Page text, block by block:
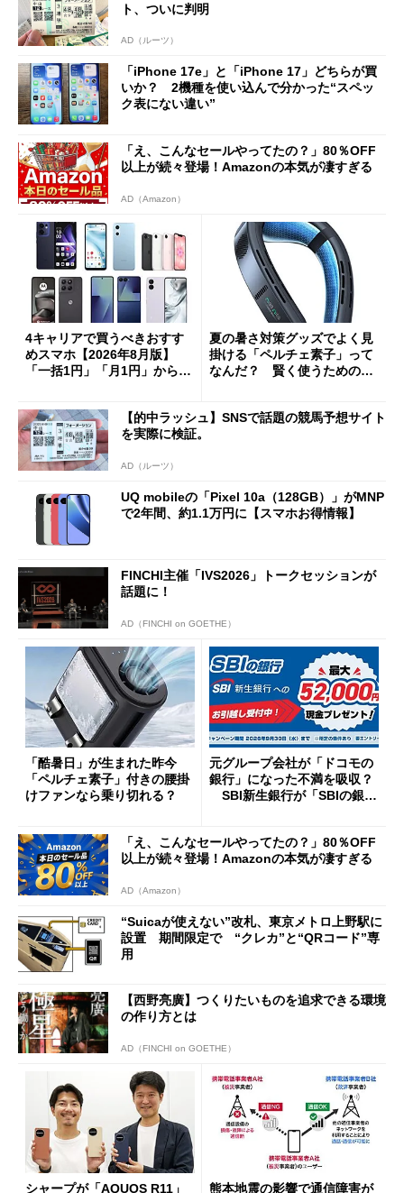
ト、ついに判明
AD（ルーツ）
「iPhone 17e」と「iPhone 17」どちらが買
いか？ 2機種を使い込んで分かった“スペッ
ク表にない違い”
「え、こんなセールやってたの？」80％OFF
以上が続々登場！Amazonの本気が凄すぎる
AD（Amazon）
4キャリアで買うべきおすす
めスマホ【2026年8月版】
「一括1円」「月1円」からお
夏の暑さ対策グッズでよく見
掛ける「ペルチェ素子」って
なんだ？ 賢く使うための注
【的中ラッシュ】SNSで話題の競馬予想サイト
を実際に検証。
AD（ルーツ）
UQ mobileの「Pixel 10a（128GB）」がMNP
で2年間、約1.1万円に【スマホお得情報】
FINCHI主催「IVS2026」トークセッションが
話題に！
AD（FINCHI on GOETHE）
「酷暑日」が生まれた昨今
「ペルチェ素子」付きの腰掛
けファンなら乗り切れる？
元グループ会社が「ドコモの
銀行」になった不満を吸収？
SBI新生銀行が「SBIの銀
開催
「え、こんなセールやってたの？」80％OFF
以上が続々登場！Amazonの本気が凄すぎる
AD（Amazon）
“Suicaが使えない”改札、東京メトロ上野駅に
設置 期間限定で “クレカ”と“QRコード”専
用
【西野亮廣】つくりたいものを追求できる環境
の作り方とは
AD（FINCHI on GOETHE）
シャープが「AQUOS R11」 熊本地震の影響で通信障害が